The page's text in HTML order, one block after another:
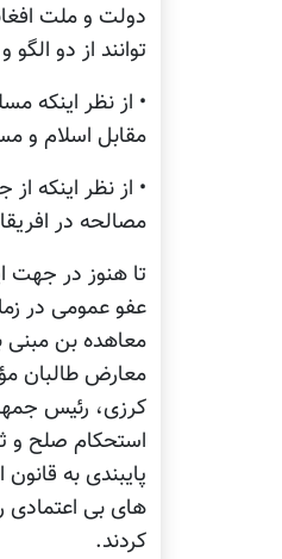
دولت و ملت
توانند از دو
• از نظر اینکه
مقابل اسلام و
• از نظر اینکه
مصالحه در
تا هنوز در جهت
کرزی، رئیس
استحکام صلح و
پایبندی به
های بی اعتمادی
کردند.